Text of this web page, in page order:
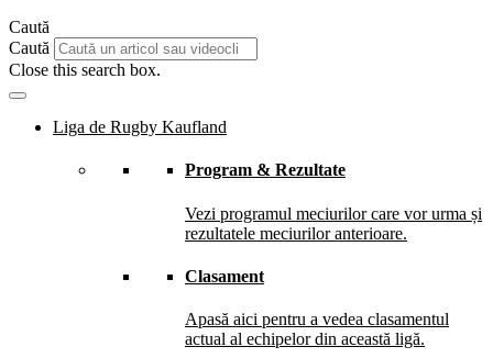
Caută
Caută
Close this search box.
Liga de Rugby Kaufland
Program & Rezultate
Vezi programul meciurilor care vor urma și
rezultatele meciurilor anterioare.
Clasament
Apasă aici pentru a vedea clasamentul
actual al echipelor din această ligă.